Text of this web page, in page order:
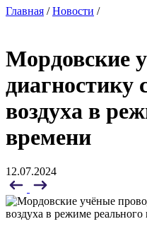
Главная /Новости /
Мордовские
диагностику
воздуха в
времени
12.07.2024